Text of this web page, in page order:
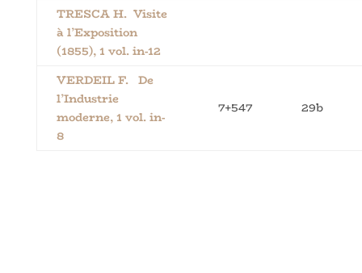
TRESCA H. Visite
à l’Exposition
(1855), 1 vol. in-12
VERDEIL F. De
l’Industrie
moderne, 1 vol. in-
8
7+547 29b